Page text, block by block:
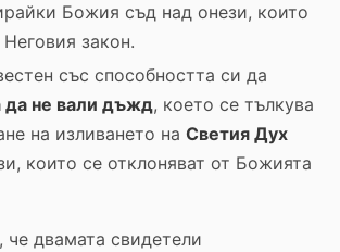
Божия съд над онези, които
закон.
със способността си да
да не вали дъжд, което се тълкува
на изливането на Светия Дух
които се отклоняват от Божията
че двамата свидетели